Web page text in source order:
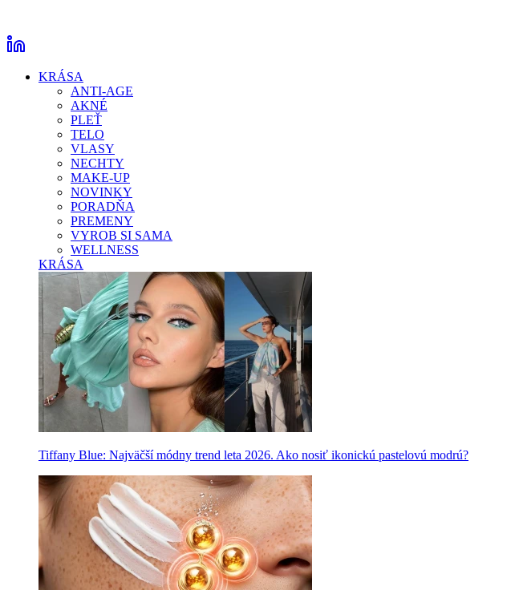
KRÁSA
ANTI-AGE
AKNÉ
PLEŤ
TELO
VLASY
NECHTY
MAKE-UP
NOVINKY
PORADŇA
PREMENY
VYROB SI SAMA
WELLNESS
KRÁSA
Tiffany Blue: Najväčší módny trend leta 2026. Ako nosiť ikonickú pastelovú modrú?